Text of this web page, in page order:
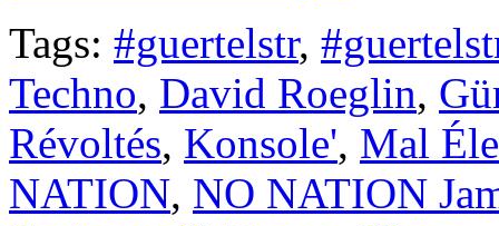
Tags: #guertelstr,
Techno, David Roeglin,
Révoltés, Konsole', Mal
NATION, NO NATION